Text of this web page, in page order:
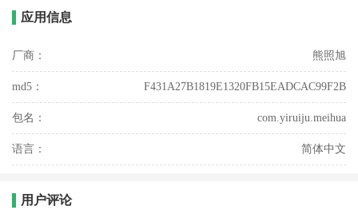
应用信息
厂商： 熊照旭
md5： F431A27B1819E1320FB15EADCAC99F2B
包名： com.yiruiju.meihua
语言： 简体中文
用户评论